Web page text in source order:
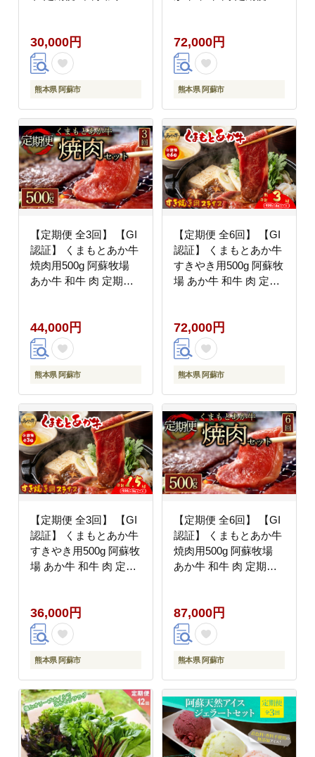
用
30,000円
熊本県 阿蘇市
ハンバーグ ジューシー
熊本 阿蘇
72,000円
熊本県 阿蘇市
【定期便 全3回】 【GI
認証】 くまもとあか牛
焼肉用500g 阿蘇牧場
あか牛 和牛 肉 定期便
少 赤身 熊本 阿蘇
44,000円
熊本県 阿蘇市
【定期便 全6回】 【GI
認証】 くまもとあか牛
すきやき用500g 阿蘇牧
場 あか牛 和牛 肉 定期
焼き 希少 赤身 熊本 阿
蘇
72,000円
熊本県 阿蘇市
【定期便 全3回】 【GI
認証】 くまもとあか牛
すきやき用500g 阿蘇牧
場 あか牛 和牛 肉 定期
焼き 希少 赤身 熊本 阿
蘇
36,000円
熊本県 阿蘇市
【定期便 全6回】 【GI
認証】 くまもとあか牛
焼肉用500g 阿蘇牧場
あか牛 和牛 肉 定期便
少 赤身 熊本 阿蘇
87,000円
熊本県 阿蘇市